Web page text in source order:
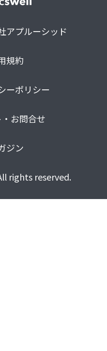
アプルーシッド
規約
ーポリシー
お問合せ
ジン
rights reserved.